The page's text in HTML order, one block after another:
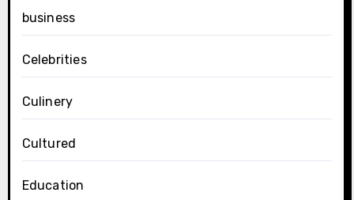
business
Celebrities
Culinery
Cultured
Education